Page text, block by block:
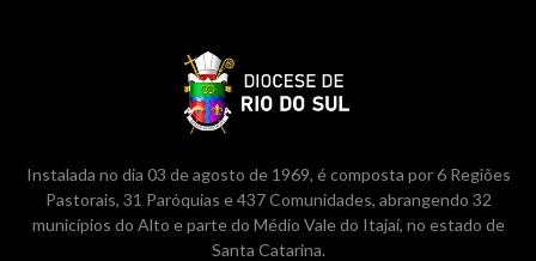
Instalada no dia 03 de agosto de 1969, é composta por 6 Regiões
Pastorais, 31 Paróquias e 437 Comunidades, abrangendo 32
municípios do Alto e parte do Médio Vale do Itajaí, no estado de
Santa Catarina.